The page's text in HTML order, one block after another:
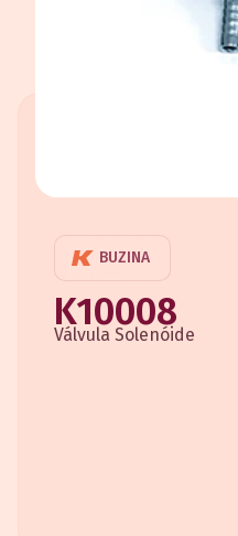
BUZINA
K10008
Válvula Solenóide